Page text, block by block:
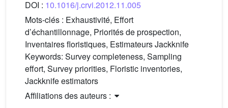
DOI : 10.1016/j.crvi.2012.11.005
Mots-clés : Exhaustivité, Effort
d’échantillonnage, Priorités de prospection,
Inventaires floristiques, Estimateurs Jackknife
Keywords: Survey completeness, Sampling
effort, Survey priorities, Floristic inventories,
Jackknife estimators
Affiliations des auteurs :